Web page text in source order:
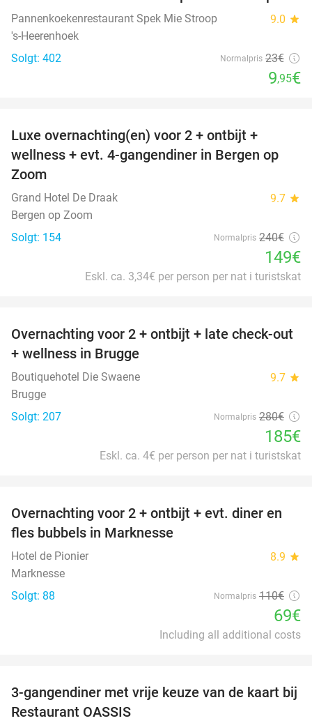
Pannenkoekenrestaurant Spek Mie Stroop 9.0 star
's-Heerenhoek
Solgt: 402
Normalpris 23€
9,95€
Luxe overnachting(en) voor 2 + ontbijt +
wellness + evt. 4-gangendiner in Bergen op
Zoom
Grand Hotel De Draak 9.7 star
Bergen op Zoom
Solgt: 154
Normalpris 240€
149€
Eskl. ca. 3,34€ per person per nat i turistskat
34%
Overnachting voor 2 + ontbijt + late check-out
+ wellness in Brugge
Boutiquehotel Die Swaene 9.7 star
Brugge
Solgt: 207
Normalpris 280€
185€
Eskl. ca. 4€ per person per nat i turistskat
37%
Overnachting voor 2 + ontbijt + evt. diner en
fles bubbels in Marknesse
Hotel de Pionier 8.9 star
Marknesse
Solgt: 88
Normalpris 110€
69€
Including all additional costs
43%
3-gangendiner met vrije keuze van de kaart bij
Restaurant OASSIS